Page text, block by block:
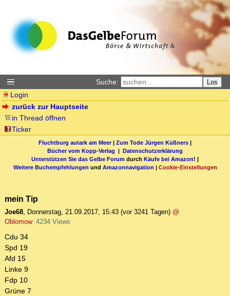
Suche: Los
Login
zurück zur Hauptseite
in Thread öffnen
Ticker
Fluchtburg autark am Meer| Zum Tode Jürgen Küßners |
Bücher vom Kopp-Verlag | Datenschutzerklärung
Unterstützen Sie das Gelbe Forum durch Käufe bei Amazon! |
Weitere Buchempfehlungen und Amazonnavigation | Cookie-Einstellungen
mein Tip
Joe68, Donnerstag, 21.09.2017, 15:43 (vor 3241 Tagen) @
Oblomow 4234 Views
Cdu 34
Spd 19
Afd 15
Linke 9
Fdp 10
Grüne 7